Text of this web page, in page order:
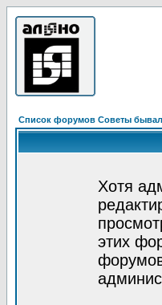
Список форумов Советы
Хотя
этих